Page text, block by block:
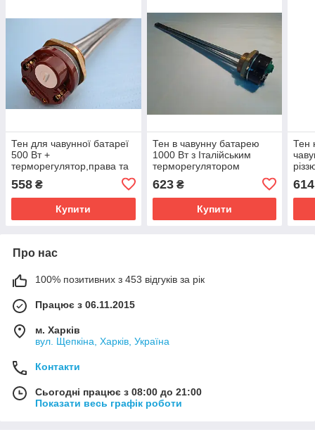
Тен для чавунної батареї
500 Вт +
терморегулятор,права та
ліва різьба дюйм з чвертю
(1 1/4)
558 ₴
Купити
Тен в чавунну батарею
1000 Вт з Італійським
терморегулятором
623₴
Купити
Тен
614
Про нас
100% позитивних з 453 відгуків за рік
Працює з 06.11.2015
м. Харків
вул. Щепкіна, Харків, Україна
Контакти
Сьогодні працює з 08:00 до 21:00
Показати весь графік роботи